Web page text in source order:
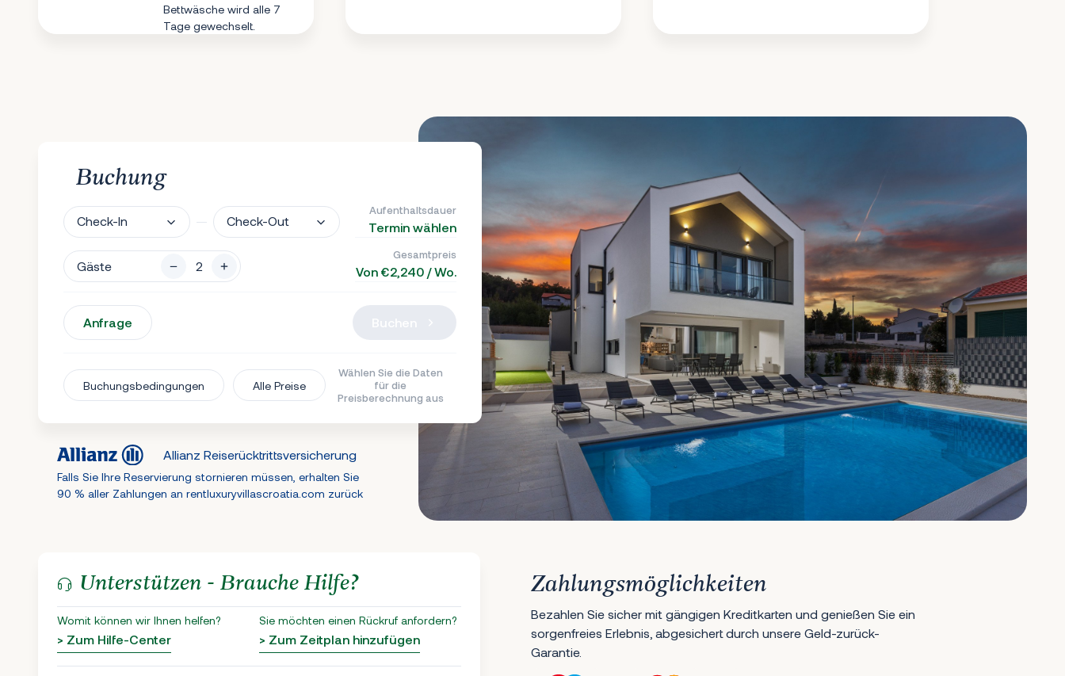
Bettwäsche wird alle 7
Tage gewechselt.
Buchung
Check-In Check-Out
Aufenthaltsdauer
Termin wählen
Gäste
Gesamtpreis
Von €2,240 / Wo.
Anfrage
Buchungsbedingungen Alle Preise
Wählen Sie die Daten
für die
Preisberechnung aus
Allianz Reiserücktrittsversicherung
Falls Sie Ihre Reservierung stornieren müssen, erhalten Sie
90 % aller Zahlungen an rentluxuryvillascroatia.com zurück
Unterstützen - Brauche Hilfe?
Womit können wir Ihnen helfen?
> Zum Hilfe-Center
Sie möchten einen Rückruf anfordern?
> Zum Zeitplan hinzufügen
Zahlungsmöglichkeiten
Bezahlen Sie sicher mit gängigen Kreditkarten und genießen Sie ein
sorgenfreies Erlebnis, abgesichert durch unsere Geld-zurück-
Garantie.